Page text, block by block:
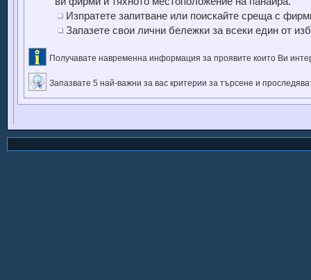
Изпратете запитване или поискайте среща с
Запазете свои лични бележки за всеки един от
Получавате навременна информация за проявите които Ви
Запазвате 5 най-важни за вас критерии за търсене и